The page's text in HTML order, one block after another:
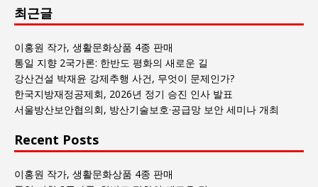
과
사
회
글
목
록
최근글
이홍원 작가, 생활문화상품 4종 판매
통일 지향 2국가론: 한반도 평화의 새로운 길
강산건설 박재윤 강제추행 사건, 무엇이 문제인가?
한국지방재정공제회, 2026년 정기 승진 인사 발표
서울방산보안협의회, 방산기술보호·공급망 보안 세미나 개최
Recent Posts
이홍원 작가, 생활문화상품 4종 판매